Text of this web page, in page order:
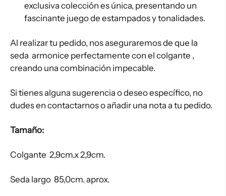
exclusiva colección es única, presentando un
fascinante juego de estampados y tonalidades.
Al realizar tu pedido, nos aseguraremos de que la
seda armonice perfectamente con el colgante ,
creando una combinación impecable.
Si tienes alguna sugerencia o deseo específico, no
dudes en contactarnos o añadir una nota a tu pedido.
Tamaño:
Colgante 2,9cm.x 2,9cm.
Seda largo 85,0cm. aprox.